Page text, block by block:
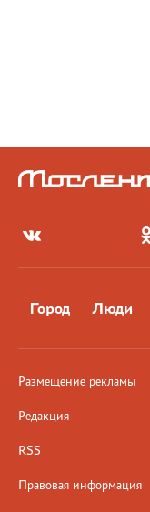
Город Люди
Размещение рекламы
Редакция
RSS
Правовая информация